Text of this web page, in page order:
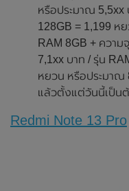
หรือประมาณ 5,5xx
128GB = 1,199 ห
RAM 8GB + ควา
7,1xx บาท / รุ่น
หยวน หรือประมาณ
แล้วตั้งแต่วันนี้เป็น
Redmi Note 13 Pro